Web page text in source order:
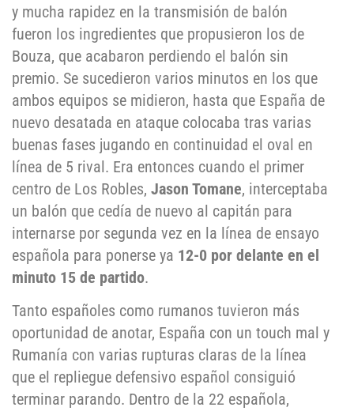
y mucha rapidez en la transmisión de balón
fueron los ingredientes que propusieron los de
Bouza, que acabaron perdiendo el balón sin
premio. Se sucedieron varios minutos en los que
ambos equipos se midieron, hasta que España de
nuevo desatada en ataque colocaba tras varias
buenas fases jugando en continuidad el oval en
línea de 5 rival. Era entonces cuando el primer
centro de Los Robles, Jason Tomane, interceptaba
un balón que cedía de nuevo al capitán para
internarse por segunda vez en la línea de ensayo
española para ponerse ya 12-0 por delante en el
minuto 15 de partido.
Tanto españoles como rumanos tuvieron más
oportunidad de anotar, España con un touch mal y
Rumanía con varias rupturas claras de la línea
que el repliegue defensivo español consiguió
terminar parando. Dentro de la 22 española,